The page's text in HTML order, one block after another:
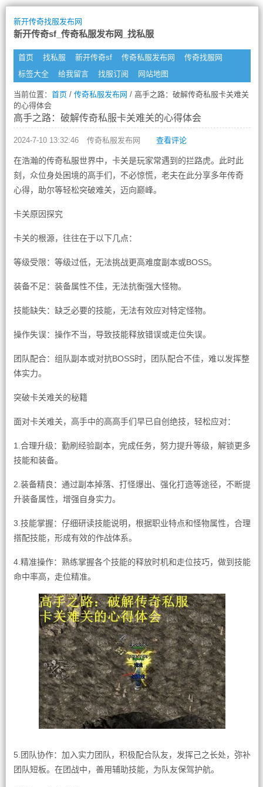
新开传奇找服发布网
新开传奇sf_传奇私服发布网_找私服
首页 找私服 新开传奇sf 传奇私服发布网
传奇找服网
标签大全
给我留言 找服订阅 网站地图
当前位置： 首页/ 传奇私服发布网 / 高手之路：破解传奇私服卡关难关
的心得体会
高手之路：破解传奇私服卡关难关的心得体会
2024-7-10 13:32:46 传奇私服发布网 查看评论
在浩瀚的传奇私服世界中，卡关是玩家常遇到的拦路虎。此时此
刻，众位身处困境的高手们，不必惊慌，老夫在此分享多年传奇
心得，助尔等轻松突破难关，迈向巅峰。
卡关原因探究
卡关的根源，往往在于以下几点：
等级受限：等级过低，无法挑战更高难度副本或BOSS。
装备不足：装备属性不佳，无法抗衡强大怪物。
技能缺失：缺乏必要的技能，无法有效应对特定怪物。
操作失误：操作不当，导致技能释放错误或走位失误。
团队配合：组队副本或对抗BOSS时，团队配合不佳，难以发挥整
体实力。
突破卡关难关的秘籍
面对卡关难关，高手中的高高手们早已自创绝技，轻松应对：
1.合理升级：勤刷经验副本，完成任务，努力提升等级，解锁更多
技能和装备。
2.装备精良：通过副本掉落、打怪爆出、强化打造等途径，不断提
升装备属性，增强自身实力。
3.技能掌握：仔细研读技能说明，根据职业特点和怪物属性，合理
搭配技能，形成有效的作战体系。
4.精准操作：熟练掌握各个技能的释放时机和走位技巧，做到技能
命中率高，走位精准。
5.团队协作：加入实力团队，积极配合队友，发挥己之长处，弥补
团队短板。在团战中，善用辅助技能，为队友保驾护航。